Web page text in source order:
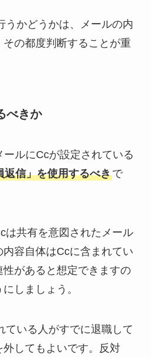
うかどうかは、メールの内
の都度判断することが重
べきか
ールにCcが設定されている
返信」を使用するべきで
は共有を意図されたメール
容自体はCcに含まれてい
があると想定できますの
しましょう。
ている人がすでに退職して
してもよいです。反対